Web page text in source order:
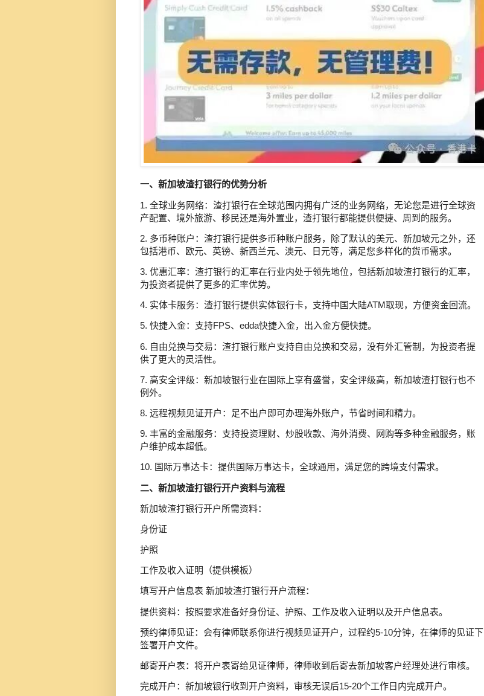
一、新加坡渣打银行的优势分析
1. 全球业务网络：渣打银行在全球范围内拥有广泛的业务网络，无论您是进行全球资
产配置、境外旅游、移民还是海外置业，渣打银行都能提供便捷、周到的服务。
2. 多币种账户：渣打银行提供多币种账户服务，除了默认的美元、新加坡元之外，还
包括港币、欧元、英镑、新西兰元、澳元、日元等，满足您多样化的货币需求。
3. 优惠汇率：渣打银行的汇率在行业内处于领先地位，包括新加坡渣打银行的汇率，
为投资者提供了更多的汇率优势。
4. 实体卡服务：渣打银行提供实体银行卡，支持中国大陆ATM取现，方便资金回流。
5. 快捷入金：支持FPS、edda快捷入金，出入金方便快捷。
6. 自由兑换与交易：渣打银行账户支持自由兑换和交易，没有外汇管制，为投资者提
供了更大的灵活性。
7. 高安全评级：新加坡银行业在国际上享有盛誉，安全评级高，新加坡渣打银行也不
例外。
8. 远程视频见证开户：足不出户即可办理海外账户，节省时间和精力。
9. 丰富的金融服务：支持投资理财、炒股收款、海外消费、网购等多种金融服务，账
户维护成本超低。
10. 国际万事达卡：提供国际万事达卡，全球通用，满足您的跨境支付需求。
二、新加坡渣打银行开户资料与流程
新加坡渣打银行开户所需资料：
身份证
护照
工作及收入证明（提供模板）
填写开户信息表 新加坡渣打银行开户流程：
提供资料：按照要求准备好身份证、护照、工作及收入证明以及开户信息表。
预约律师见证：会有律师联系你进行视频见证开户，过程约5-10分钟，在律师的见证下
签署开户文件。
邮寄开户表：将开户表寄给见证律师，律师收到后寄去新加坡客户经理处进行审核。
完成开户：新加坡银行收到开户资料，审核无误后15-20个工作日内完成开户。